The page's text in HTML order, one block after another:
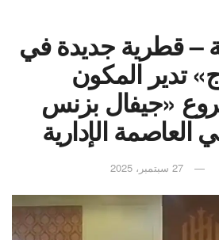
– قطرية جديدة في
تدير المكون
«جيفال بزنس
الإدارية
27 سبتمبر، 2025